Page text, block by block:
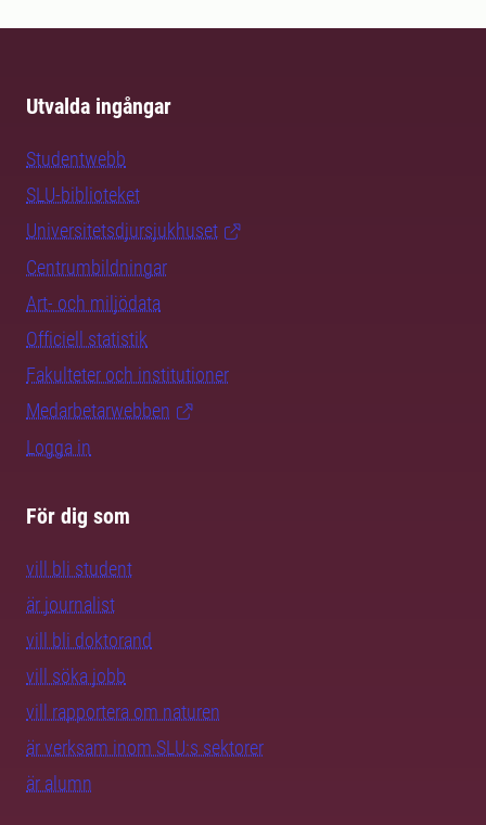
Utvalda ingångar
Studentwebb
SLU-biblioteket
Universitetsdjursjukhuset
Centrumbildningar
Art- och miljödata
Officiell statistik
Fakulteter och institutioner
Medarbetarwebben
Logga in
För dig som
vill bli student
är journalist
vill bli doktorand
vill söka jobb
vill rapportera om naturen
är verksam inom SLU:s sektorer
är alumn